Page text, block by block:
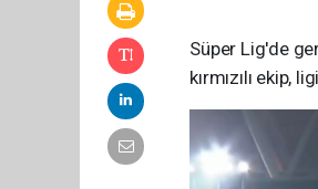
Süper Lig'de
kırmızılı ekip,